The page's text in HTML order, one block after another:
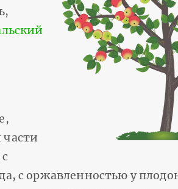
с оржавленностью у